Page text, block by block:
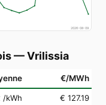
2026-08-09
—Vrilissia
€/MWh
/kWh
€ 127.19